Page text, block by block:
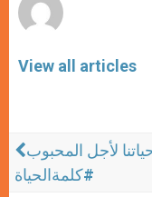
View all articles
لأجل المحبوب
#كلمةالحياة